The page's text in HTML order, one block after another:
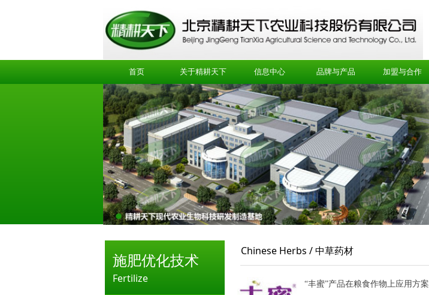
首页 关于精耕天下 信息中心 品牌与产品 加盟与合作
施肥优化技术
Fertilize “丰蜜”产品在粮食作物上应用方案
Chinese Herbs / 中草药材